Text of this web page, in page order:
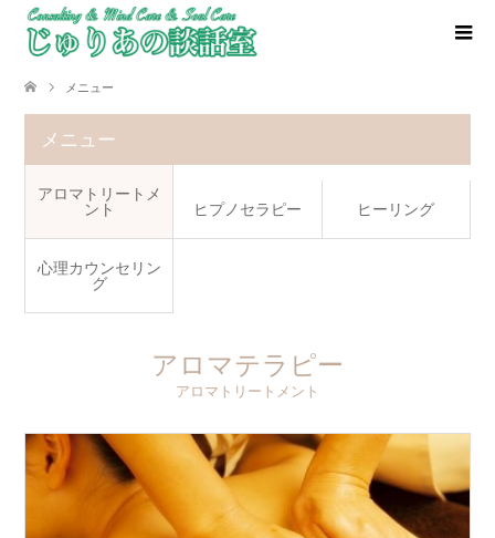
メニュー
メニュー
アロマトリートメ
ント
ヒプノセラピー ヒーリング
心理カウンセリン
グ
アロマテラピー
アロマトリートメント